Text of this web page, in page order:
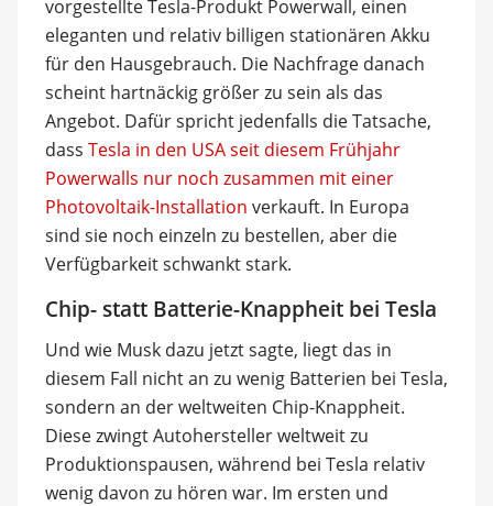
vorgestellte Tesla-Produkt Powerwall, einen
eleganten und relativ billigen stationären Akku
für den Hausgebrauch. Die Nachfrage danach
scheint hartnäckig größer zu sein als das
Angebot. Dafür spricht jedenfalls die Tatsache,
dass Tesla in den USA seit diesem Frühjahr
Powerwalls nur noch zusammen mit einer
Photovoltaik-Installation verkauft. In Europa
sind sie noch einzeln zu bestellen, aber die
Verfügbarkeit schwankt stark.
Chip- statt Batterie-Knappheit bei Tesla
Und wie Musk dazu jetzt sagte, liegt das in
diesem Fall nicht an zu wenig Batterien bei Tesla,
sondern an der weltweiten Chip-Knappheit.
Diese zwingt Autohersteller weltweit zu
Produktionspausen, während bei Tesla relativ
wenig davon zu hören war. Im ersten und